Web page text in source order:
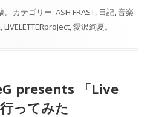
。カテゴリー: ASH FRAST, 日記,音楽
,LIVELETTERproject,愛沢絢夏。
presents 「Live
ってみた